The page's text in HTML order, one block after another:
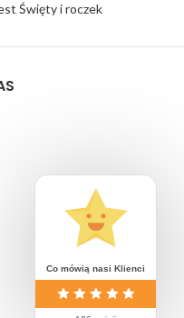
Święty i roczek
Co mówią nasi Klienci